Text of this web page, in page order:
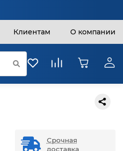
Клиентам О компании
Срочная
доставка